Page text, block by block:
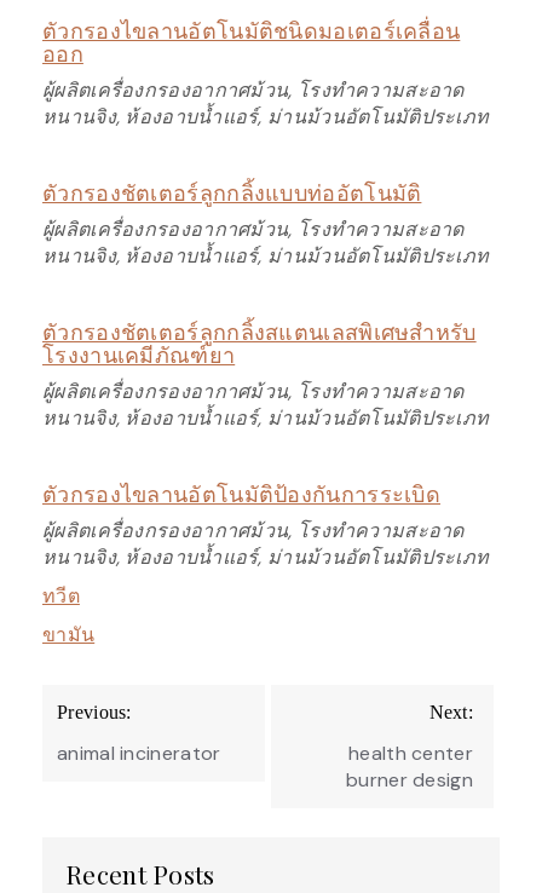
ตัวกรองไขลานอัตโนมัติชนิดมอเตอร์เคลื่อน
ออก
ผู้ผลิตเครื่องกรองอากาศม้วน, โรงทำความสะอาด
หนานจิง, ห้องอาบน้ำแอร์, ม่านม้วนอัตโนมัติประเภท
ตัวกรองชัตเตอร์ลูกกลิ้งแบบท่ออัตโนมัติ
ผู้ผลิตเครื่องกรองอากาศม้วน, โรงทำความสะอาด
หนานจิง, ห้องอาบน้ำแอร์, ม่านม้วนอัตโนมัติประเภท
ตัวกรองชัตเตอร์ลูกกลิ้งสแตนเลสพิเศษสำหรับ
โรงงานเคมีภัณฑ์ยา
ผู้ผลิตเครื่องกรองอากาศม้วน, โรงทำความสะอาด
หนานจิง, ห้องอาบน้ำแอร์, ม่านม้วนอัตโนมัติประเภท
ตัวกรองไขลานอัตโนมัติป้องกันการระเบิด
ผู้ผลิตเครื่องกรองอากาศม้วน, โรงทำความสะอาด
หนานจิง, ห้องอาบน้ำแอร์, ม่านม้วนอัตโนมัติประเภท
ทวีต
ขามัน
Post
navigation
Previous:
animal incinerator
Next:
health center
burner design
Recent Posts